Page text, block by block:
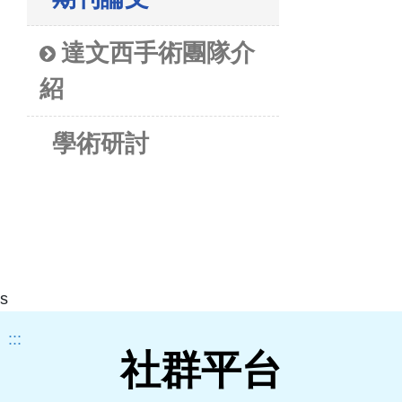
達文西手術團隊介
紹
學術研討
s
:::
社群平台